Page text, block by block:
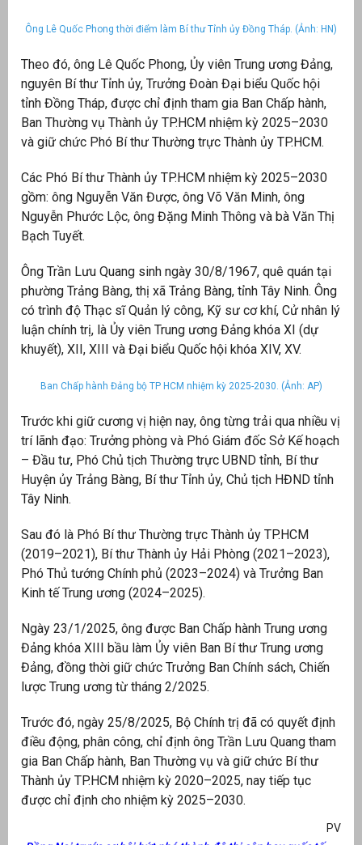
Ông Lê Quốc Phong thời điểm làm Bí thư Tỉnh ủy Đồng Tháp. (Ảnh: HN)
Theo đó, ông Lê Quốc Phong, Ủy viên Trung ương Đảng,
nguyên Bí thư Tỉnh ủy, Trưởng Đoàn Đại biểu Quốc hội
tỉnh Đồng Tháp, được chỉ định tham gia Ban Chấp hành,
Ban Thường vụ Thành ủy TP.HCM nhiệm kỳ 2025–2030
và giữ chức Phó Bí thư Thường trực Thành ủy TP.HCM.
Các Phó Bí thư Thành ủy TP.HCM nhiệm kỳ 2025–2030
gồm: ông Nguyễn Văn Được, ông Võ Văn Minh, ông
Nguyễn Phước Lộc, ông Đặng Minh Thông và bà Văn Thị
Bạch Tuyết.
Ông Trần Lưu Quang sinh ngày 30/8/1967, quê quán tại
phường Trảng Bàng, thị xã Trảng Bàng, tỉnh Tây Ninh. Ông
có trình độ Thạc sĩ Quản lý công, Kỹ sư cơ khí, Cử nhân lý
luận chính trị, là Ủy viên Trung ương Đảng khóa XI (dự
khuyết), XII, XIII và Đại biểu Quốc hội khóa XIV, XV.
Ban Chấp hành Đảng bộ TP HCM nhiệm kỳ 2025-2030. (Ảnh: AP)
Trước khi giữ cương vị hiện nay, ông từng trải qua nhiều vị
trí lãnh đạo: Trưởng phòng và Phó Giám đốc Sở Kế hoạch
– Đầu tư, Phó Chủ tịch Thường trực UBND tỉnh, Bí thư
Huyện ủy Trảng Bàng, Bí thư Tỉnh ủy, Chủ tịch HĐND tỉnh
Tây Ninh.
Sau đó là Phó Bí thư Thường trực Thành ủy TP.HCM
(2019–2021), Bí thư Thành ủy Hải Phòng (2021–2023),
Phó Thủ tướng Chính phủ (2023–2024) và Trưởng Ban
Kinh tế Trung ương (2024–2025).
Ngày 23/1/2025, ông được Ban Chấp hành Trung ương
Đảng khóa XIII bầu làm Ủy viên Ban Bí thư Trung ương
Đảng, đồng thời giữ chức Trưởng Ban Chính sách, Chiến
lược Trung ương từ tháng 2/2025.
Trước đó, ngày 25/8/2025, Bộ Chính trị đã có quyết định
điều động, phân công, chỉ định ông Trần Lưu Quang tham
gia Ban Chấp hành, Ban Thường vụ và giữ chức Bí thư
Thành ủy TP.HCM nhiệm kỳ 2020–2025, nay tiếp tục
được chỉ định cho nhiệm kỳ 2025–2030.
PV